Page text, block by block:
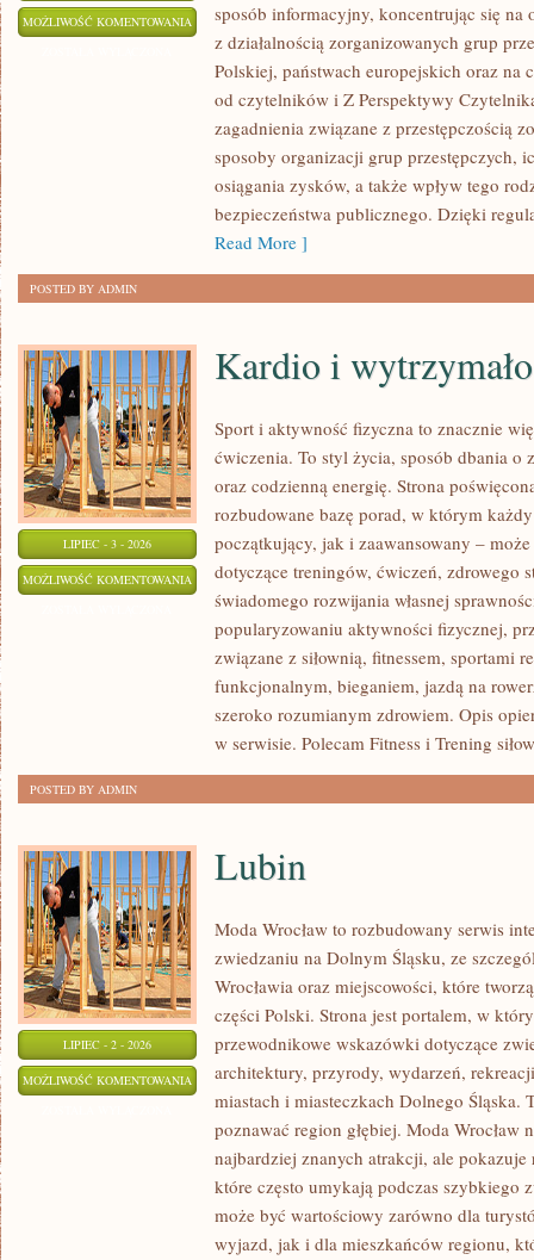
MOŻLIWOŚĆ KOMENTOWANIA KULTURA
MAFIA
sposób informacyjny, koncentrując się
z działalnością zorganizowanych grup
Polskiej, państwach europejskich oraz na
od czytelników i Z Perspektywy
zagadnienia związane z przestępczością
sposoby organizacji grup przestępczych,
osiągania zysków, a także wpływ tego
bezpieczeństwa publicznego. Dzięki
Read More ]
POSTED BY ADMIN
LIPIEC - 3 - 2026
MOŻLIWOŚĆ KOMENTOWANIA KARDIO
WYTRZYMAŁOŚĆ
Kardio i
Sport i aktywność fizyczna to znacznie
ćwiczenia. To styl życia, sposób dbania o
oraz codzienną energię. Strona
rozbudowane bazę porad, w którym
początkujący, jak i zaawansowany –
dotyczące treningów, ćwiczeń, zdrowego
świadomego rozwijania własnej
popularyzowaniu aktywności fizycznej,
związane z siłownią, fitnessem, sportami
funkcjonalnym, bieganiem, jazdą na
szeroko rozumianym zdrowiem. Opis
w serwisie. Polecam Fitness i Trening
POSTED BY ADMIN
LIPIEC - 2 - 2026
MOŻLIWOŚĆ KOMENTOWANIA LUBIN
Lubin
Moda Wrocław to rozbudowany serwis
zwiedzaniu na Dolnym Śląsku, ze
Wrocławia oraz miejscowości, które
części Polski. Strona jest portalem, w
przewodnikowe wskazówki dotyczące
architektury, przyrody, wydarzeń,
miastach i miasteczkach Dolnego Śląska.
poznawać region głębiej. Moda Wrocław
najbardziej znanych atrakcji, ale
które często umykają podczas szybkiego
może być wartościowy zarówno dla
wyjazd, jak i dla mieszkańców regionu,